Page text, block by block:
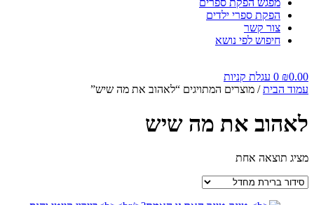
מפגש הפקת ספרים
הפקת ספרי ילדים
צור קשר
חיפוש לפי נושא
₪0.00
0 עגלת קניות
עמוד הבית/ מוצרים המתויגים “לאהוב את מה שיש”
לאהוב את מה שיש
מציג תוצאה אחת